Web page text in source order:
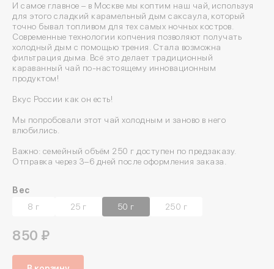
И самое главное – в Москве мы коптим наш чай, используя
для этого сладкий карамельный дым саксаула, который
точно бывал топливом для тех самых ночных костров.
Современные технологии копчения позволяют получать
холодный дым с помощью трения. Стала возможна
фильтрация дыма. Всё это делает традиционный
караванный чай по-настоящему инновационным
продуктом!
Вкус России как он есть!
Мы попробовали этот чай холодным и заново в него
влюбились.
Важно: семейный объём 250 г доступен по предзаказу.
Отправка через 3–6 дней после оформления заказа.
Вес
8 г
25 г 50 г 250 г
850 ₽